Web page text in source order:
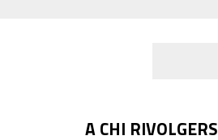
A CHI RIVOLGERSI